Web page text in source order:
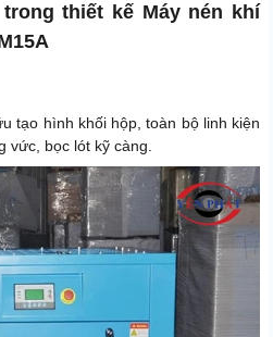
thiết kế Máy nén khí
tạo hình khối hộp, toàn bộ linh kiện
vức, bọc lót kỹ càng.